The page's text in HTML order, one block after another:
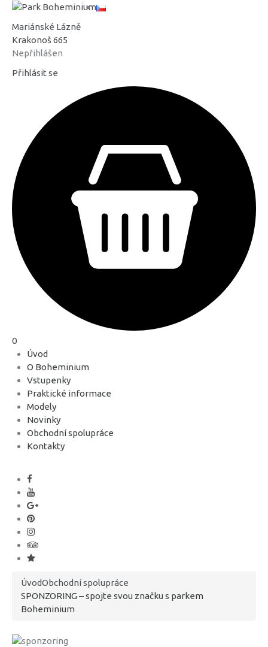
Mariánské Lázně
Krakonoš 665
Nepřihlášen
Přihlásit se
0
Úvod
O Boheminium
Vstupenky
Praktické informace
Modely
Novinky
Obchodní spolupráce
Kontakty
ÚvodObchodní spolupráce
SPONZORING – spojte svou značku s parkem
Boheminium